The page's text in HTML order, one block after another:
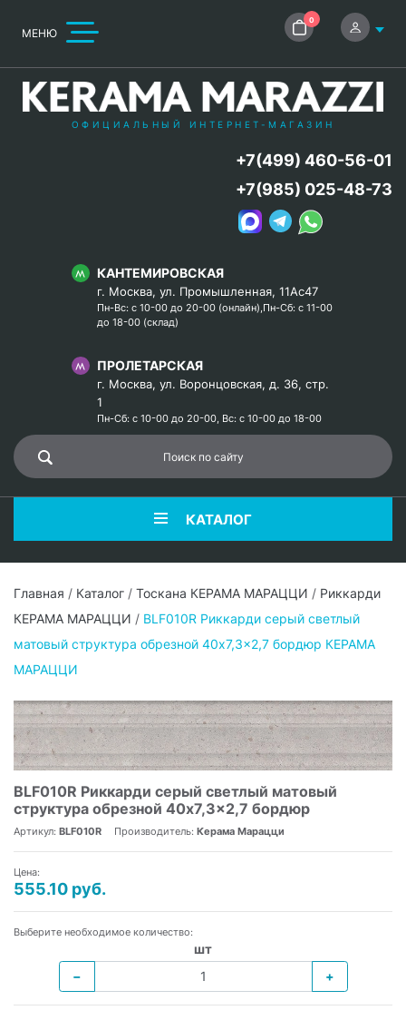
МЕНЮ
0
ОФИЦИАЛЬНЫЙ ИНТЕРНЕТ-МАГАЗИН
КАНТЕМИРОВСКАЯ
г. Москва, ул. Промышленная, 11Ас47
Пн-Вс: с 10-00 до 20-00 (онлайн),Пн-Сб: с 11-00
до 18-00 (склад)
ПРОЛЕТАРСКАЯ
г. Москва, ул. Воронцовская, д. 36, стр.
1
Пн-Сб: с 10-00 до 20-00, Вс: с 10-00 до 18-00
+7(499) 460-56-01
+7(985) 025-48-73
КАТАЛОГ
Главная / Каталог / Тоскана КЕРАМА МАРАЦЦИ / Риккарди
КЕРАМА МАРАЦЦИ / BLF010R Риккарди серый светлый
матовый структура обрезной 40x7,3x2,7 бордюр КЕРАМА
МАРАЦЦИ
BLF010R Риккарди серый светлый матовый
структура обрезной 40x7,3x2,7 бордюр
Артикул: BLF010R Производитель: Керама Марацци
Цена:
555.10 руб.
Выберите необходимое количество:
шт
−
+